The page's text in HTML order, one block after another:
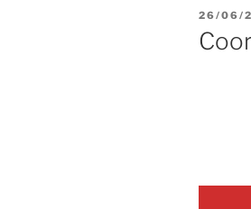
PUBLIÉ
LE
26/06/